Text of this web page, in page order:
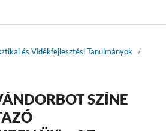
és Vidékfejlesztési Tanulmányok /
SZÍNE